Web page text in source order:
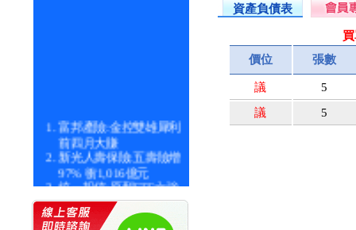
富邦產險:金控雙雄犀利
前四月大賺
新光人壽保險:五壽險增
97% 衝1,016億元
統一投信:原型ETF六強
漲逾九成
統一投信:主動式ETF溢
資產負債表
價位
張數
議
5
議
5